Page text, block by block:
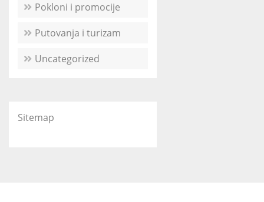
Pokloni i promocije
Putovanja i turizam
Uncategorized
Sitemap